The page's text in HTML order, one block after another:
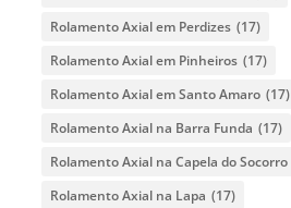
Rolamento Axial em Perdizes (17)
Rolamento Axial em Pinheiros (17)
Rolamento Axial em Santo Amaro (17)
Rolamento Axial na Barra Funda (17)
Rolamento Axial na Capela do Socorro
Rolamento Axial na Lapa (17)